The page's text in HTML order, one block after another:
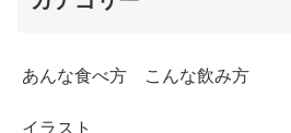
あんな食べ方 こんな飲み方
イラスト